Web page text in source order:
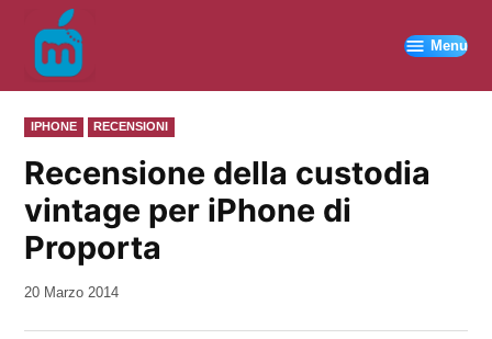
contenuto
Menu
PUBBLICATO
IN
IPHONE RECENSIONI
Recensione della custodia
vintage per iPhone di
Proporta
da
20 Marzo 2014